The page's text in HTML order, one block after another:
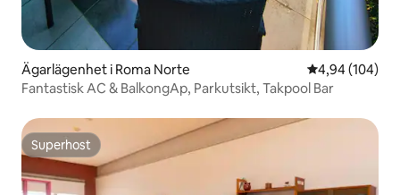
Ägarlägenhet i Roma Norte 4,94 av 5 i
4,94 (104)
Fantastisk AC & BalkongAp, Parkutsikt, Takpool Bar
Superhost
Superhost